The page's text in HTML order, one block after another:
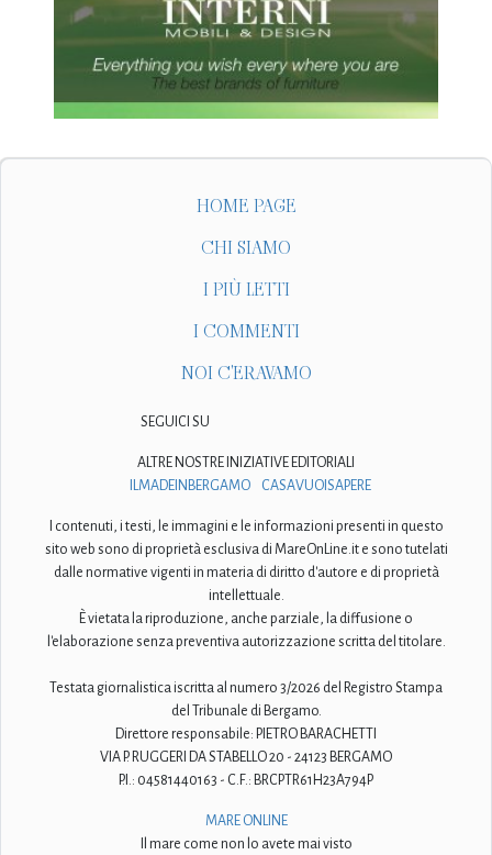
HOME PAGE
CHI SIAMO
I PIÙ LETTI
I COMMENTI
NOI C'ERAVAMO
SEGUICI SU
ALTRE NOSTRE INIZIATIVE EDITORIALI
ILMADEINBERGAMO
CASAVUOISAPERE
I contenuti, i testi, le immagini e le informazioni presenti in questo
sito web sono di proprietà esclusiva di MareOnLine.it e sono tutelati
dalle normative vigenti in materia di diritto d'autore e di proprietà
intellettuale.
È vietata la riproduzione, anche parziale, la diffusione o
l'elaborazione senza preventiva autorizzazione scritta del titolare.
Testata giornalistica iscritta al numero 3/2026 del Registro Stampa
del Tribunale di Bergamo.
Direttore responsabile: PIETRO BARACHETTI
VIA P. RUGGERI DA STABELLO 20 - 24123 BERGAMO
P.I.: 04581440163 - C.F.: BRCPTR61H23A794P
MARE ONLINE
Il mare come non lo avete mai visto